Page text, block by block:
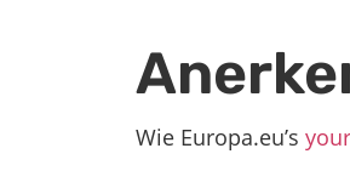
Wie Europa.eu’s